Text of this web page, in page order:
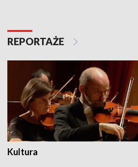
REPORTAŻE
Kultura